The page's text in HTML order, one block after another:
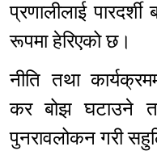
प्रणालीलाई
रूपमा हेरिएको छ।
नीति तथा
कर बोझ घटाउने
पुनरावलोकन गरी